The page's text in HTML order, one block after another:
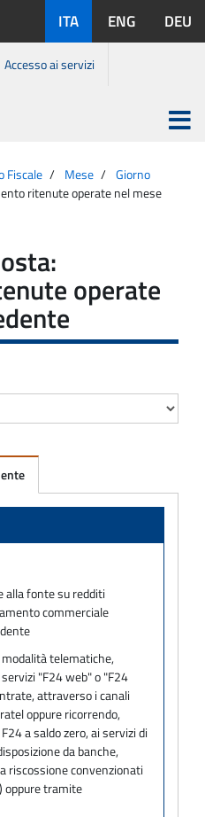
disponibili:
ITA ENG DEU
Accesso ai servizi
Apri
menu
Fiscale Mese
Giorno
ritenute operate nel mese
operate
fonte su redditi
commerciale
telematiche,
"F24 web" o "F24
attraverso i canali
oppure ricorrendo,
a saldo zero, ai servizi di
da banche,
riscossione convenzionati
oppure tramite